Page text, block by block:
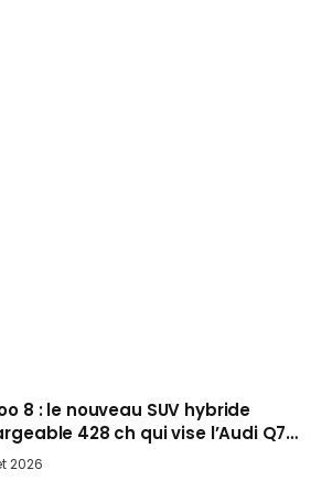
8 : le nouveau SUV hybride
428 ch qui vise l’Audi Q7
en Europe cet automne
2026